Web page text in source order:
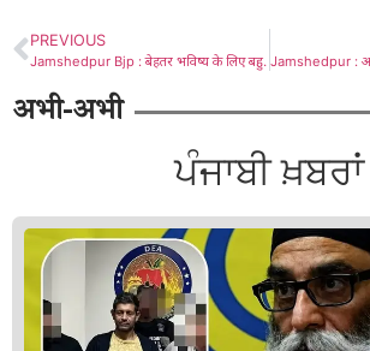
PREVIOUS
Jamshedpur Bjp : बेहतर भविष्य के लिए बहुमूल्य साबित होगा प्रशिक्षण महा-अभियान, राष्ट्र सर्वोपरि के भाव को जन-जन तक पहुंचाने का संकल्प : काले
अभी-अभी
ਪੰਜਾਬੀ ਖ਼ਬਰਾਂ